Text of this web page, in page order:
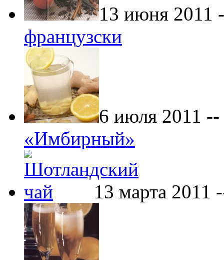
13 июня 2011
французски
6 июля 2011 --
«Имбирный»
13 марта 2011